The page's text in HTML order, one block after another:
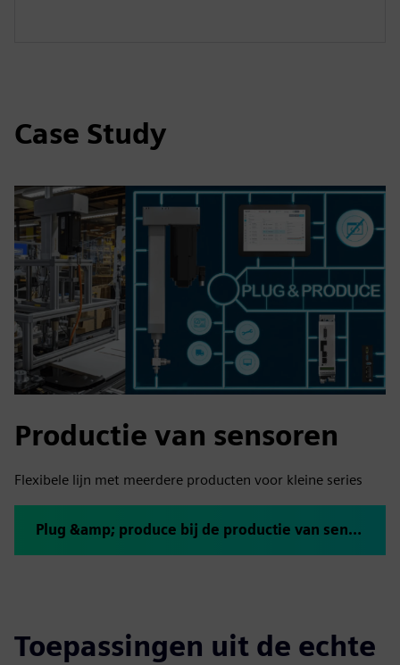
Case Study
Productie van sensoren
Flexibele lijn met meerdere producten voor kleine series
Plug &amp; produce bij de productie van sensoren
Toepassingen uit de echte